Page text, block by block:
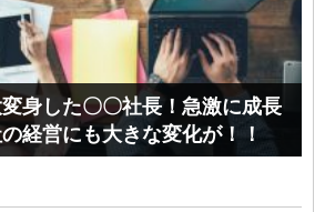
身した〇〇社長！急激に成長
経営にも大きな変化が！！